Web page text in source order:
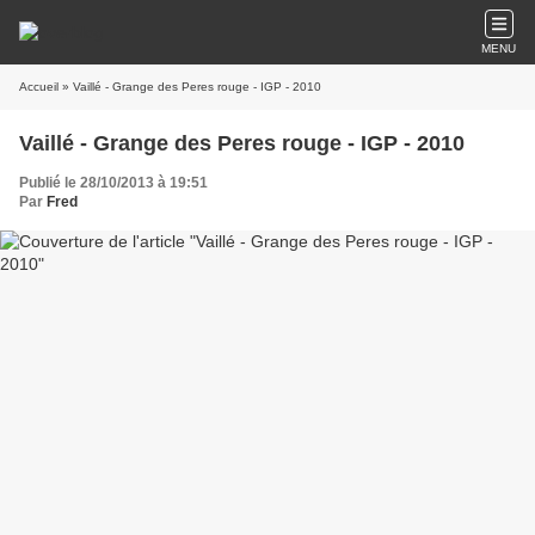
MENU
Accueil » Vaillé - Grange des Peres rouge - IGP - 2010
Vaillé - Grange des Peres rouge - IGP - 2010
Publié le 28/10/2013 à 19:51
Par Fred